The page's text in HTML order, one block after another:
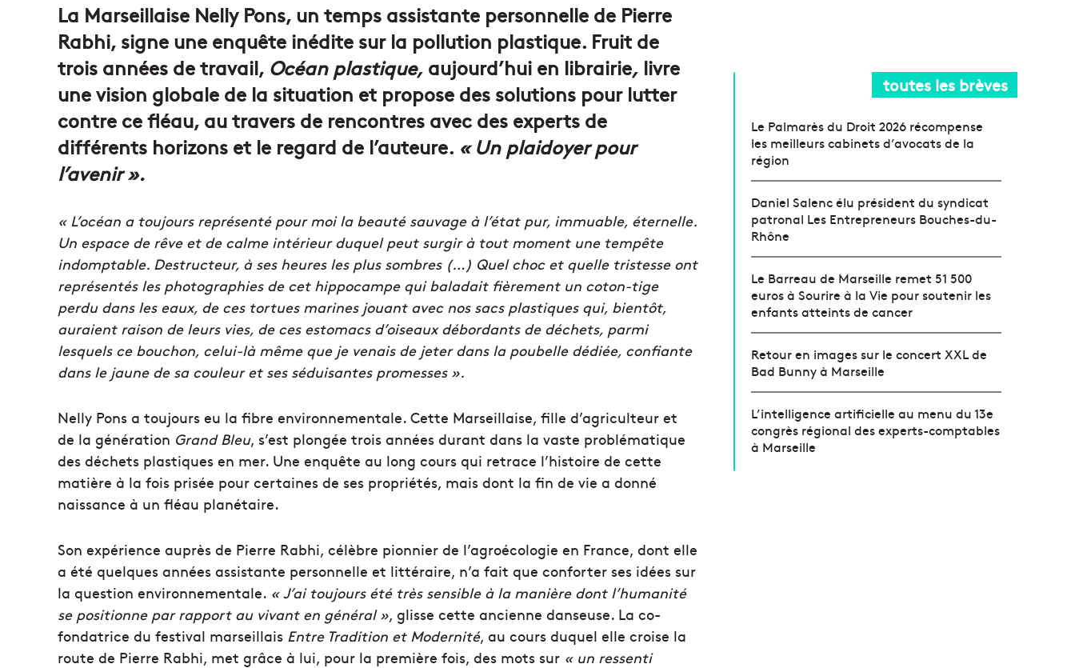
La Marseillaise Nelly Pons, un temps assistante personnelle de Pierre
Rabhi, signe une enquête inédite sur la pollution plastique. Fruit de
trois années de travail, Océan plastique, aujourd’hui en librairie, livre
une vision globale de la situation et propose des solutions pour lutter
contre ce fléau, au travers de rencontres avec des experts de
différents horizons et le regard de l’auteure. « Un plaidoyer pour
l’avenir ».
« L’océan a toujours représenté pour moi la beauté sauvage à l’état pur, immuable, éternelle.
Un espace de rêve et de calme intérieur duquel peut surgir à tout moment une tempête
indomptable. Destructeur, à ses heures les plus sombres (…) Quel choc et quelle tristesse ont
représentés les photographies de cet hippocampe qui baladait fièrement un coton-tige
perdu dans les eaux, de ces tortues marines jouant avec nos sacs plastiques qui, bientôt,
auraient raison de leurs vies, de ces estomacs d’oiseaux débordants de déchets, parmi
lesquels ce bouchon, celui-là même que je venais de jeter dans la poubelle dédiée, confiante
dans le jaune de sa couleur et ses séduisantes promesses ».
Nelly Pons a toujours eu la fibre environnementale. Cette Marseillaise, fille d’agriculteur et
de la génération Grand Bleu, s’est plongée trois années durant dans la vaste problématique
des déchets plastiques en mer. Une enquête au long cours qui retrace l’histoire de cette
matière à la fois prisée pour certaines de ses propriétés, mais dont la fin de vie a donné
naissance à un fléau planétaire.
Son expérience auprès de Pierre Rabhi, célèbre pionnier de l’agroécologie en France, dont elle
a été quelques années assistante personnelle et littéraire, n’a fait que conforter ses idées sur
la question environnementale. « J’ai toujours été très sensible à la manière dont l’humanité
se positionne par rapport au vivant en général », glisse cette ancienne danseuse. La co-
fondatrice du festival marseillais Entre Tradition et Modernité, au cours duquel elle croise la
route de Pierre Rabhi, met grâce à lui, pour la première fois, des mots sur « un ressenti
toutes les brèves
Le Palmarès du Droit 2026 récompense
les meilleurs cabinets d’avocats de la
région
Daniel Salenc élu président du syndicat
patronal Les Entrepreneurs Bouches-du-
Rhône
Le Barreau de Marseille remet 51 500
euros à Sourire à la Vie pour soutenir les
enfants atteints de cancer
Retour en images sur le concert XXL de
Bad Bunny à Marseille
L’intelligence artificielle au menu du 13e
congrès régional des experts-comptables
à Marseille